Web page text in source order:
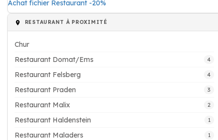
Achat fichier Restaurant -20%
RESTAURANT À PROXIMITÉ
Chur
Restaurant Domat/Ems
4
Restaurant Felsberg 4
Restaurant Praden 3
Restaurant Malix 2
Restaurant Haldenstein 1
Restaurant Maladers 1